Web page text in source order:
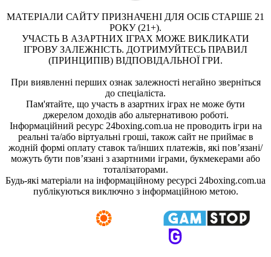
МАТЕРІАЛИ САЙТУ ПРИЗНАЧЕНІ ДЛЯ ОСІБ СТАРШЕ 21
РОКУ (21+).
УЧАСТЬ В АЗАРТНИХ ІГРАХ МОЖЕ ВИКЛИКАТИ
ІГРОВУ ЗАЛЕЖНІСТЬ. ДОТРИМУЙТЕСЬ ПРАВИЛ
(ПРИНЦИПІВ) ВІДПОВІДАЛЬНОЇ ГРИ.
При виявленні перших ознак залежності негайно зверніться
до спеціаліста.
Пам'ятайте, що участь в азартних іграх не може бути
джерелом доходів або альтернативою роботі.
Інформаційний ресурс 24boxing.com.ua не проводить ігри на
реальні та/або віртуальні гроші, також сайт не приймає в
жодній формі оплату ставок та/інших платежів, які пов’язані/
можуть бути пов’язані з азартними іграми, букмекерами або
тоталізаторами.
Будь-які матеріали на інформаційному ресурсі 24boxing.com.ua
публікуються виключно з інформаційною метою.